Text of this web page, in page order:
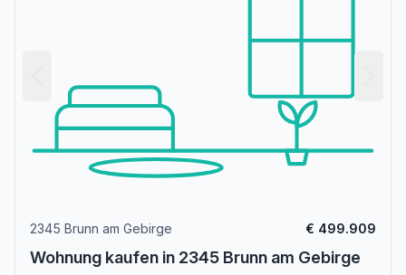
2345 Brunn am Gebirge € 499.909
Wohnung kaufen in 2345 Brunn am Gebirge